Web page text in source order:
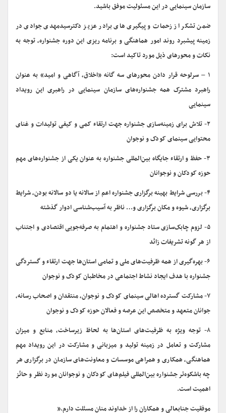
سازمان سینمایی در این مسئولیت موفق باشید.
ضمن تشکر از زحمات و پیگیری های برادر عزیز دکترسیدمهدی جوادی در
زمینه پیشبرد روند امور هماهنگی و برنامه ریزی این دوره جشنواره، توجه به
نکات و محورهای ذیل مورد تاکید است:
۱ – سرلوحه قرار دادن محورهای سه گانه «اخلاق، آگاهی و امید» به عنوان
راهبرد مشترک همه جشنواره‌های سازمان سینمایی در راهبری این رویداد
سینمایی
۲- تلاش برای زمینه‌سازی جشنواره جهت ارتقاء کمی و کیفی تولیدات و غنای
محتوایی سینمای کودک و نوجوان
۳- حفظ و ارتقاء جایگاه بین‌المللی جشنواره به عنوان یکی از جشنواره‌های مهم
حوزه کودکان و نوجوانان
۴- بررسی شرایط بهینه برگزاری جشنواره اعم از سالانه یا دو سالانه بودن، شرایط
برگزاری، شیوه و مکان برگزاری و… ناظر به آسیب‌شناسی ادوار گذشته
۵- لزوم چابک‌سازی ستاد جشنواره و اهتمام به صرفه‌جویی اقتصادی و اجتناب
از هر گونه تشریفات زائد
۶- بهره‌گیری از همه ظرفیت‌های ملی و تمامی استان‌ها جهت ارتقاء و گستردگی
جشنواره با هدف ایجاد نشاط اجتماعی در مخاطبان کودک و نوجوان
۷- مشارکت گسترده اهالی سینمای کودک و نوجوان، منتقدان و اصحاب رسانه،
جوانان متعهد و متخصص این عرصه و فعالان حوزه کودک و نوجوان
۸- توجه ویژه به ظرفیت‌های استان‌ها به لحاظ زیرساخت، منابع و میزان
مشارکت و تعامل در زمینه تولید و میزبانی و مشارکت در این رویداد مهم
هماهنگی، همکاری و همراهی موسسات و معاونت‌های سازمان در برگزاری هر
چه باشکوه‌تر جشنواره بین‌المللی فیلم‌های کودکان و نوجوانان مورد نظر و حائز
اهمیت است.
موفقیت جنابعالی و همکاران را از خداوند منان مسئلت دارم.”